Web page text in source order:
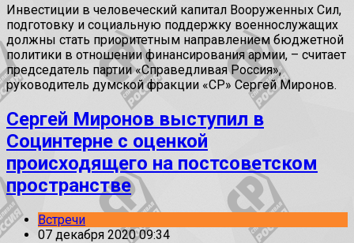
Инвестиции в человеческий капитал Вооруженных Сил,
подготовку и социальную поддержку военнослужащих
должны стать приоритетным направлением бюджетной
политики в отношении финансирования армии, – считает
председатель партии «Справедливая Россия»,
руководитель думской фракции «СР» Сергей Миронов.
Сергей Миронов выступил в
Социнтерне с оценкой
происходящего на постсоветском
пространстве
Встречи
07 декабря 2020 09:34